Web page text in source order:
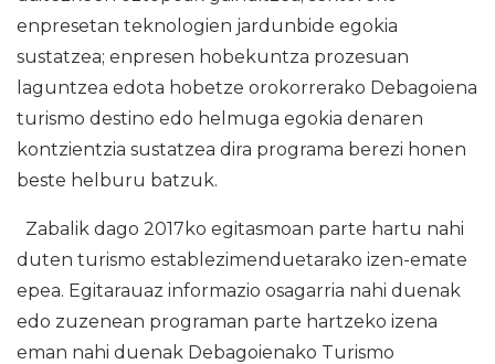
enpresetan teknologien jardunbide egokia
sustatzea; enpresen hobekuntza prozesuan
laguntzea edota hobetze orokorrerako Debagoiena
turismo destino edo helmuga egokia denaren
kontzientzia sustatzea dira programa berezi honen
beste helburu batzuk.
Zabalik dago 2017ko egitasmoan parte hartu nahi
duten turismo establezimenduetarako izen-emate
epea. Egitarauaz informazio osagarria nahi duenak
edo zuzenean programan parte hartzeko izena
eman nahi duenak Debagoienako Turismo